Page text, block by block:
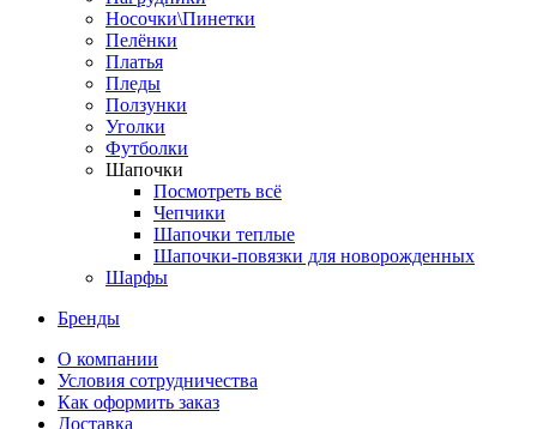
Носочки\Пинетки
Пелёнки
Платья
Пледы
Ползунки
Уголки
Футболки
Шапочки
Посмотреть всё
Чепчики
Шапочки теплые
Шапочки-повязки для новорожденных
Шарфы
Бренды
О компании
Условия сотрудничества
Как оформить заказ
Доставка